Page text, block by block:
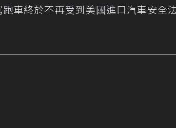
車終於不再受到美國進口汽車安全